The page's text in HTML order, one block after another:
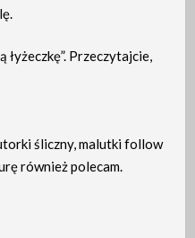
łyżeczkę”. Przeczytajcie,
śliczny, malutki follow
również polecam.